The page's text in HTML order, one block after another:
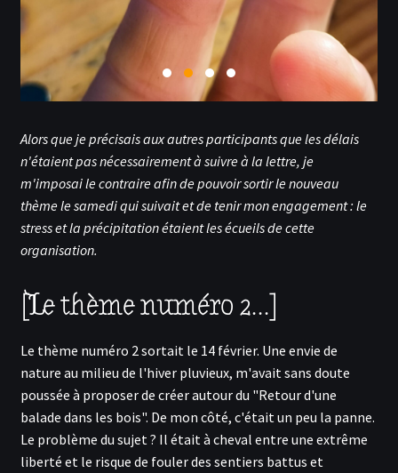
Alors que je précisais aux autres participants que les délais
n'étaient pas nécessairement à suivre à la lettre, je
m'imposai le contraire afin de pouvoir sortir le nouveau
thème le samedi qui suivait et de tenir mon engagement : le
stress et la précipitation étaient les écueils de cette
organisation.
[Le thème numéro 2...]
Le thème numéro 2 sortait le 14 février. Une envie de
nature au milieu de l'hiver pluvieux, m'avait sans doute
poussée à proposer de créer autour du "Retour d'une
balade dans les bois". De mon côté, c'était un peu la panne.
Le problème du sujet ? Il était à cheval entre une extrême
liberté et le risque de fouler des sentiers battus et